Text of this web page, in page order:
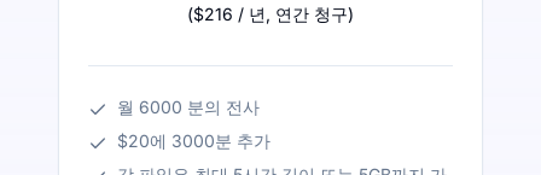
($216 / 년, 연간 청구)
월 6000 분의 전사
$20에 3000분 추가